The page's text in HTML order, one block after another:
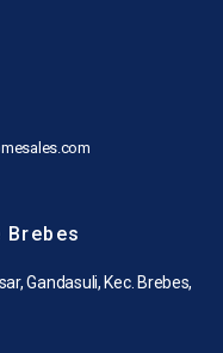
Brebes
Gandasuli, Kec. Brebes,